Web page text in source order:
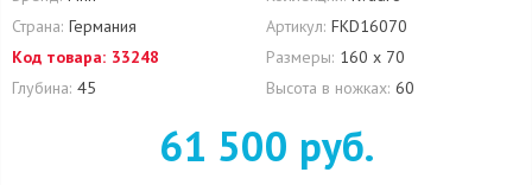
Страна: Германия Артикул: FKD16070
Код товара: 33248 Размеры: 160 х 70
Глубина: 45 Высота в ножках: 60
61 500 руб.